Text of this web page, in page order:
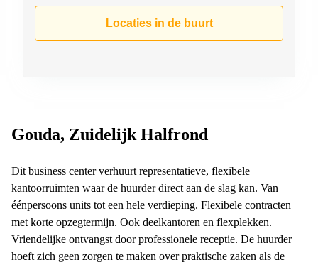
Locaties in de buurt
Gouda, Zuidelijk Halfrond
Dit business center verhuurt representatieve, flexibele
kantoorruimten waar de huurder direct aan de slag kan. Van
éénpersoons units tot een hele verdieping. Flexibele contracten
met korte opzegtermijn. Ook deelkantoren en flexplekken.
Vriendelijke ontvangst door professionele receptie. De huurder
hoeft zich geen zorgen te maken over praktische zaken als de